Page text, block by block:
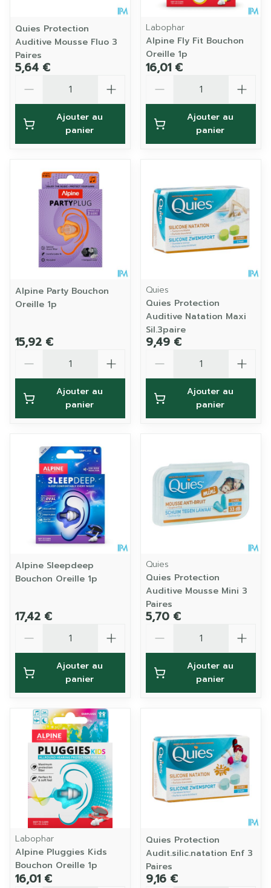
Quies Protection
Auditive Mousse Fluo 3
Paires
5,64 €
Ajouter au
panier
Labophar
Alpine Fly Fit Bouchon
Oreille 1p
16,01 €
Ajouter au
panier
Alpine Party Bouchon
Oreille 1p
15,92 €
Ajouter au
panier
Quies
Quies Protection
Auditive Natation Maxi
Sil.3paire
9,49 €
Ajouter au
panier
Alpine Sleepdeep
Bouchon Oreille 1p
17,42 €
Ajouter au
panier
Quies
Quies Protection
Auditive Mousse Mini 3
Paires
5,70 €
Ajouter au
panier
Labophar
Alpine Pluggies Kids
Bouchon Oreille 1p
16,01 €
Quies Protection
Audit.silic.natation Enf 3
Paires
9,16 €